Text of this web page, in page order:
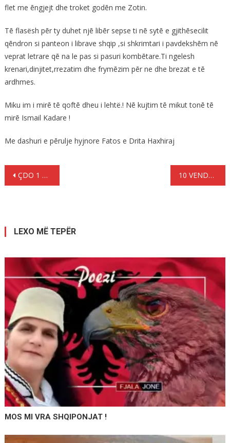
flet me ēngjejt dhe troket godēn me Zotin.
Tē flasësh pēr ty duhet njē libēr sepse ti nē sytē e gjithēsecilit
qēndron si panteon i librave shqip ,si shkrimtari i pavdekshēm nē
veprat letrare qē na le pas si pasuri kombētare.Ti ngelesh
krenari,dinjitet,rrezatim dhe frymēzim pēr ne dhe brezat e tē
ardhmes.
Miku im i mirē tē qoftē dheu i lehtë.! Nē kujtim tē mikut tonē tē
mirē Ismail Kadare !
Me dashuri e pērulje hyjnore Fatos e Drita Haxhiraj
Lëvizje
ÇDO 1 ORË LARGOHEN PËRGJITHMONE NGA SHQIPËRIA 6 QYTETARË 10 VENDET EVROPIANE ME MË SHUMË EMIGRANTË
LEXO MË TEPËR
MOS MI VRA SHQIPONJAT !